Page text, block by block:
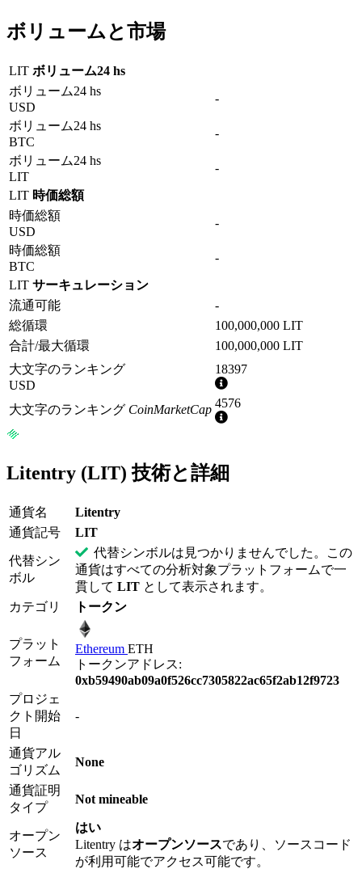
ボリュームと市場
LIT ボリューム24 hs
ボリューム24 hs
USD
-
ボリューム24 hs
BTC
-
ボリューム24 hs
LIT
-
LIT 時価総額
時価総額
USD
-
時価総額
BTC
-
LIT サーキュレーション
流通可能
-
総循環
100,000,000 LIT
合計/最大循環
100,000,000 LIT
大文字のランキング
USD
18397
詳
細
情
大文字のランキング CoinMarketCap 4576
詳
報
Litentry (LIT) 技術と詳細
通貨名
Litentry
通貨記号
LIT
代替シン
ボル
代替シンボルは見つかりませんでした。この
通貨はすべての分析対象プラットフォームで一
貫して LIT として表示されます。
カテゴリ
トークン
プラット
フォーム
Ethereum ETH
トークンアドレス:
0xb59490ab09a0f526cc7305822ac65f2ab12f9723
プロジェ
クト開始
日
-
通貨アル
ゴリズム
None
通貨証明
タイプ
Not mineable
オープン
ソース
はい
Litentry はオープンソースであり、ソースコード
が利用可能でアクセス可能です。